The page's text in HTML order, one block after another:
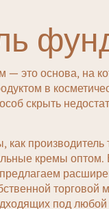
— это основа, на
в
скрыть
как
кремы оптом.
торговой
под любой